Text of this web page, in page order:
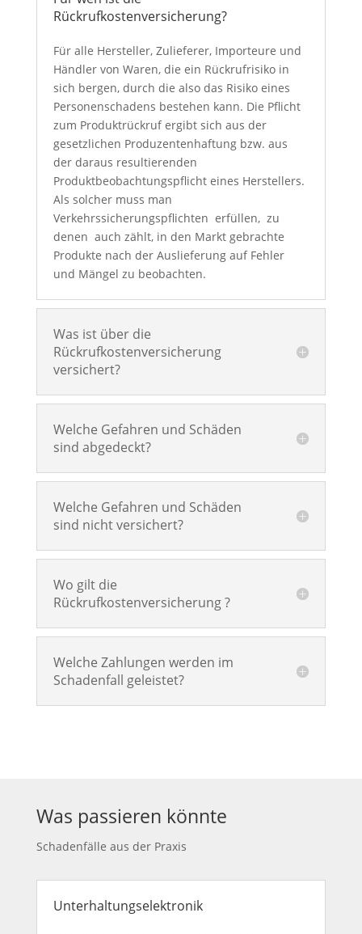
Rückrufkostenversicherung?
Für alle Hersteller, Zulieferer, Importeure und
Händler von Waren, die ein Rückrufrisiko in
sich bergen, durch die also das Risiko eines
Personenschadens bestehen kann. Die Pflicht
zum Produktrückruf ergibt sich aus der
gesetzlichen Produzentenhaftung bzw. aus
der daraus resultierenden
Produktbeobachtungspflicht eines Herstellers.
Als solcher muss man
Verkehrssicherungspflichten erfüllen, zu
denen auch zählt, in den Markt gebrachte
Produkte nach der Auslieferung auf Fehler
und Mängel zu beobachten.
Was ist über die
Rückrufkostenversicherung
versichert?
Welche Gefahren und Schäden
sind abgedeckt?
Welche Gefahren und Schäden
sind nicht versichert?
Wo gilt die
Rückrufkostenversicherung ?
Welche Zahlungen werden im
Schadenfall geleistet?
Was passieren könnte
Schadenfälle aus der Praxis
Unterhaltungselektronik